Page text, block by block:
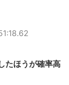
たほうが確率高